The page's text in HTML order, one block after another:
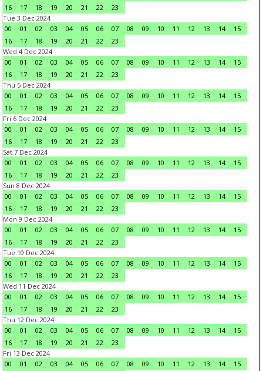
16
17 18 19 20 21 22
23
Tue 3 Dec 2024
00
01 02 03 04 05 06 07 08 09 10 11 12 13 14
15
16
17 18 19 20 21 22
23
Wed 4 Dec 2024
00
01 02 03 04 05 06 07 08 09 10 11 12 13 14
15
16
17 18 19 20 21 22
23
Thu 5 Dec 2024
00
01 02 03 04 05 06 07 08 09 10 11 12 13 14
15
16
17 18 19 20 21 22
23
Fri 6 Dec 2024
00
01 02 03 04 05 06 07 08 09 10 11 12 13 14
15
16
17 18 19 20 21 22
23
Sat 7 Dec 2024
00
01 02 03 04 05 06 07 08 09 10 11 12 13 14
15
16
17 18 19 20 21 22
23
Sun 8 Dec 2024
00
01 02 03 04 05 06 07 08 09 10 11 12 13 14
15
16
17 18 19 20 21 22
23
Mon 9 Dec 2024
00
01 02 03 04 05 06 07 08 09 10 11 12 13 14
15
16
17 18 19 20 21 22
23
Tue 10 Dec 2024
00
01 02 03 04 05 06 07 08 09 10 11 12 13 14
15
16
17 18 19 20 21 22
23
Wed 11 Dec 2024
00
01 02 03 04 05 06 07 08 09 10 11 12 13 14
15
16
17 18 19 20 21 22
23
Thu 12 Dec 2024
00
01 02 03 04 05 06 07 08 09 10 11 12 13 14
15
16
17 18 19 20 21 22
23
Fri 13 Dec 2024
00
01 02 03 04 05 06 07 08 09 10 11 12 13 14
15